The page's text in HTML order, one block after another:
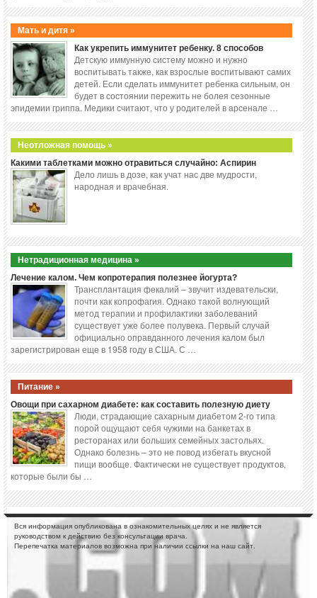
Мать и дитя »
Как укрепить иммунитет ребенку. 8 способов
Детскую иммунную систему можно и нужно
воспитывать также, как взрослые воспитывают самих
детей. Если сделать иммунитет ребенка сильным, он
будет в состоянии пережить не болея сезонные
эпидемии гриппа. Медики считают, что у родителей в арсенале …
Неотложная помощь »
Какими таблетками можно отравиться случайно: Аспирин
Дело лишь в дозе, как учат нас две мудрости,
народная и врачебная.
Нетрадиционная медицина »
Лечение калом. Чем копротерапия полезнее йогурта?
Трансплантация фекалий – звучит издевательски,
почти как копрофагия. Однако такой волнующий
метод терапии и профилактики заболеваний
существует уже более полувека. Первый случай
официально оправданного лечения калом был
зарегистрирован еще в 1958 году в США. С …
Питание »
Овощи при сахарном диабете: как составить полезную диету
Люди, страдающие сахарным диабетом 2-го типа
порой ощущают себя чужими на банкетах в
ресторанах или больших семейных застольях.
Однако болезнь – это не повод избегать вкусной
пищи вообще. Фактически не существует продуктов,
которые были бы …
Вся информация опубликована в ознакомительных целях и не является
руководством к действию без консультации врача.
Перепечатка материалов возможна при наличии ссылки на наш сайт.